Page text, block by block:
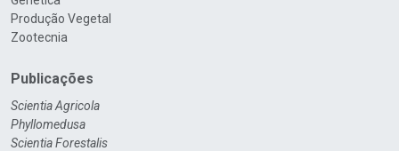
Produção Vegetal
Zootecnia
Publicações
Scientia Agricola
Phyllomedusa
Scientia Forestalis